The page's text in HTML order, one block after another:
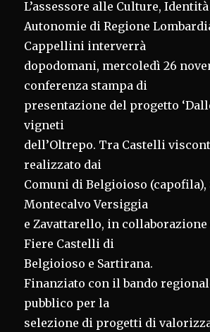
L’assessore alle Culture, Identità
Autonomie di Regione
Cappellini interverrà
dopodomani, mercoledì 26
conferenza stampa di
presentazione del progetto
vigneti
dell’Oltrepo. Tra Castelli
realizzato dai
Comuni di Belgioioso (capofila),
Montecalvo Versiggia
e Zavattarello, in collaborazione
Fiere Castelli di
Belgioioso e Sartirana.
Finanziato con il bando
pubblico per la
selezione di progetti di